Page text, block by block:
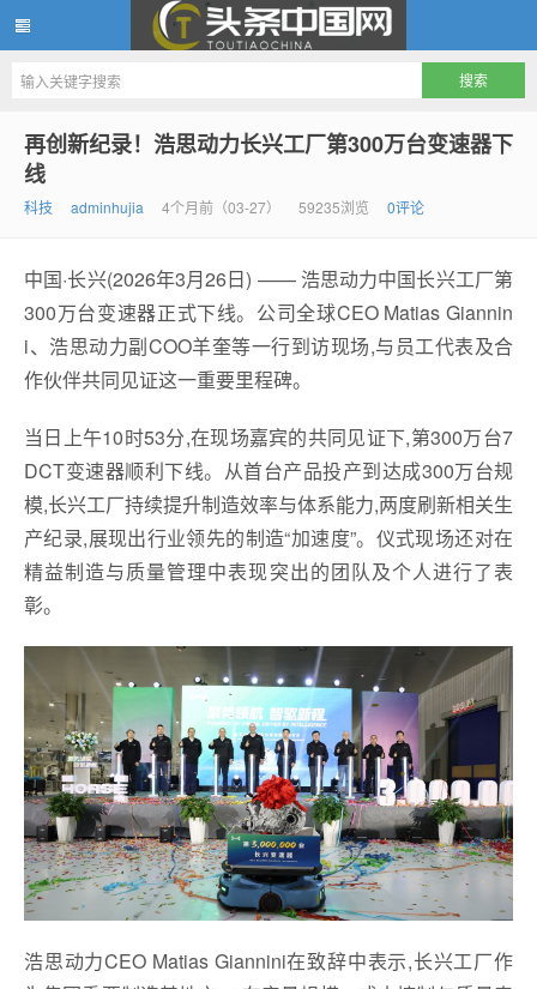
头条中国网
再创新纪录！浩思动力长兴工厂第300万台变速器下
线
科技 adminhujia 4个月前（03-27） 59235浏览 0评论
中国·长兴(2026年3月26日) —— 浩思动力中国长兴工厂第
300万台变速器正式下线。公司全球CEO Matias Giannin
i、浩思动力副COO羊奎等一行到访现场,与员工代表及合
作伙伴共同见证这一重要里程碑。
当日上午10时53分,在现场嘉宾的共同见证下,第300万台7
DCT变速器顺利下线。从首台产品投产到达成300万台规
模,长兴工厂持续提升制造效率与体系能力,两度刷新相关生
产纪录,展现出行业领先的制造“加速度”。仪式现场还对在
精益制造与质量管理中表现突出的团队及个人进行了表
彰。
浩思动力CEO Matias Giannini在致辞中表示,长兴工厂作